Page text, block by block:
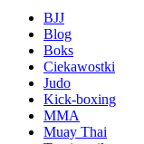
BJJ
Blog
Boks
Ciekawostki
Judo
Kick-boxing
MMA
Muay Thai